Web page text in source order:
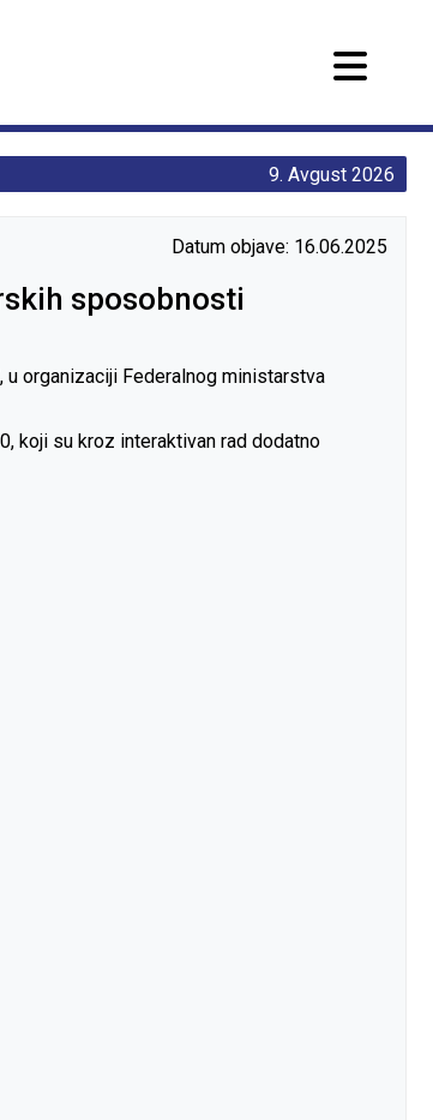
9. Avgust 2026
Datum objave: 16.06.2025
sposobnosti
organizaciji Federalnog ministarstva
koji su kroz interaktivan rad dodatno